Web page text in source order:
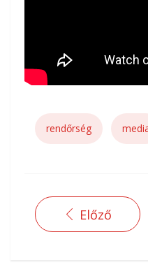
rendőrség
Előző